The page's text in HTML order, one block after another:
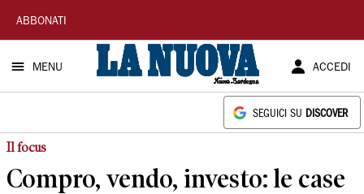
La
Nuova
Sardegna
ABBONATI
MENU ACCEDI
SEGUICI SU DISCOVER
Il focus
Compro, vendo, investo: le case